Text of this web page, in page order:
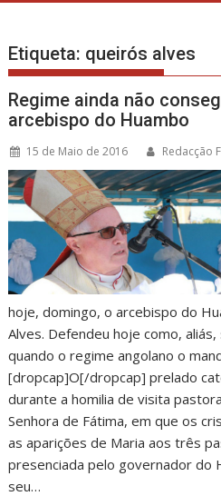
Etiqueta: queirós alves
Regime ainda não
arcebispo do Huambo
15 de Maio de 2016 Redacção
hoje, domingo, o arcebispo do
Alves. Defendeu hoje como,
quando o regime angolano o
[dropcap]O[/dropcap] prelado
durante a homilia de visita
Senhora de Fátima, em que os
as aparições de Maria aos três
presenciada pelo governador do
seu…